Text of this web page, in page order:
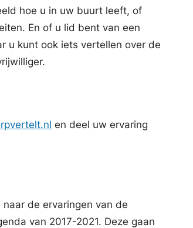
hoe u in uw buurt leeft, of
En of u lid bent van een
u kunt ook iets vertellen over de
en deel uw ervaring
de ervaringen van de
van 2017-2021. Deze gaan